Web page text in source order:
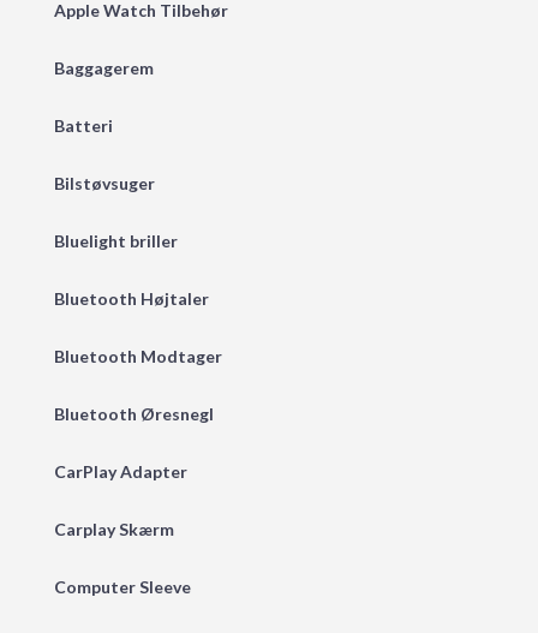
Apple Watch Tilbehør
Baggagerem
Batteri
Bilstøvsuger
Bluelight briller
Bluetooth Højtaler
Bluetooth Modtager
Bluetooth Øresnegl
CarPlay Adapter
Carplay Skærm
Computer Sleeve